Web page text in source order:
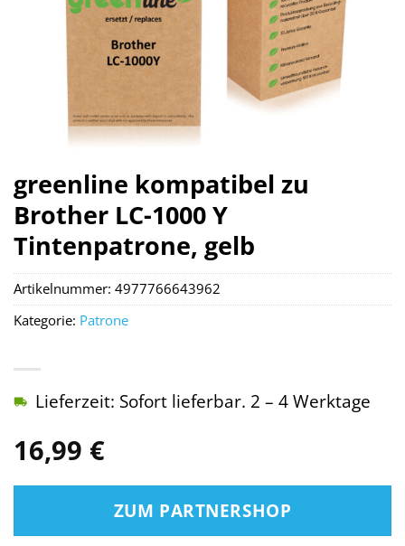
greenline kompatibel zu
Brother LC-1000 Y
Tintenpatrone, gelb
16,99 €
Lieferzeit: Sofort lieferbar. 2 – 4 Werktage
ZUM PARTNERSHOP
Artikelnummer: 4977766643962
Kategorie: Patrone